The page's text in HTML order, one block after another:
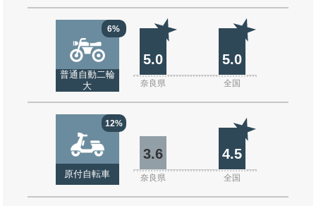
6%
普通自動二輪
大
5.0 5.0
奈良県 全国
12%
原付自転車
3.6 4.5
奈良県 全国